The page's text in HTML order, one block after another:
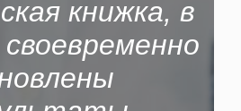
книжка, в